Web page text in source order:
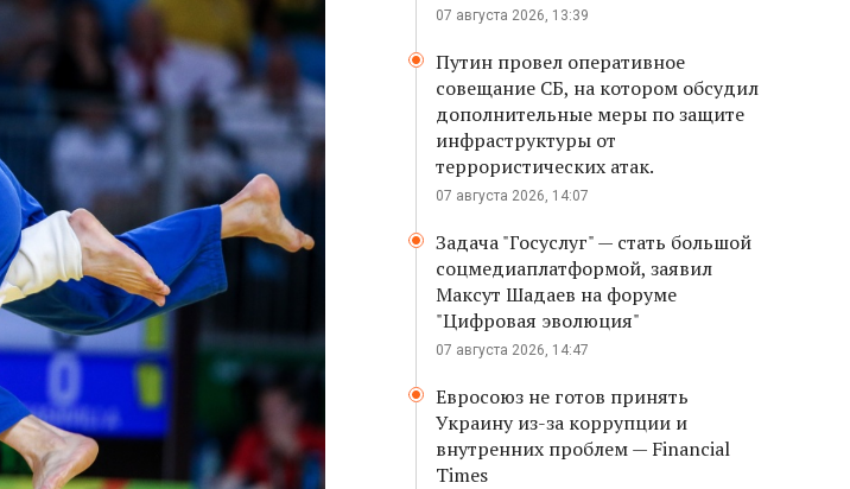
07 августа 2026, 13:39
Путин провел оперативное
совещание СБ, на котором обсудил
дополнительные меры по защите
инфраструктуры от
террористических атак.
07 августа 2026, 14:07
Задача "Госуслуг" — стать большой
соцмедиаплатформой, заявил
Максут Шадаев на форуме
"Цифровая эволюция"
07 августа 2026, 14:47
Евросоюз не готов принять
Украину из-за коррупции и
внутренних проблем — Financial
Times